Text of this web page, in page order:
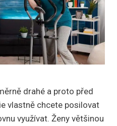
drahé a proto před
vlastně chcete posilovat
využívat. Ženy většinou